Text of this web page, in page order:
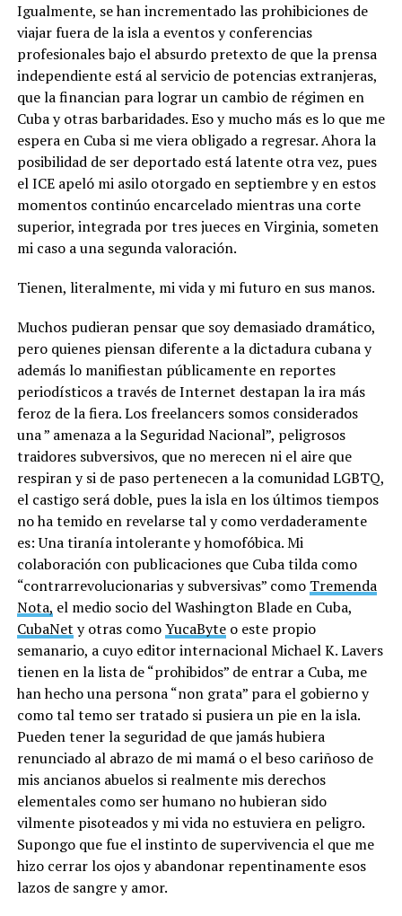
Igualmente, se han incrementado las prohibiciones de
viajar fuera de la isla a eventos y conferencias
profesionales bajo el absurdo pretexto de que la prensa
independiente está al servicio de potencias extranjeras,
que la financian para lograr un cambio de régimen en
Cuba y otras barbaridades. Eso y mucho más es lo que me
espera en Cuba si me viera obligado a regresar. Ahora la
posibilidad de ser deportado está latente otra vez, pues
el ICE apeló mi asilo otorgado en septiembre y en estos
momentos continúo encarcelado mientras una corte
superior, integrada por tres jueces en Virginia, someten
mi caso a una segunda valoración.
Tienen, literalmente, mi vida y mi futuro en sus manos.
Muchos pudieran pensar que soy demasiado dramático,
pero quienes piensan diferente a la dictadura cubana y
además lo manifiestan públicamente en reportes
periodísticos a través de Internet destapan la ira más
feroz de la fiera. Los freelancers somos considerados
una ” amenaza a la Seguridad Nacional”, peligrosos
traidores subversivos, que no merecen ni el aire que
respiran y si de paso pertenecen a la comunidad LGBTQ,
el castigo será doble, pues la isla en los últimos tiempos
no ha temido en revelarse tal y como verdaderamente
es: Una tiranía intolerante y homofóbica. Mi
colaboración con publicaciones que Cuba tilda como
“contrarrevolucionarias y subversivas” como Tremenda
Nota, el medio socio del Washington Blade en Cuba,
CubaNet y otras comoYucaByteo este propio
semanario, a cuyo editor internacional Michael K. Lavers
tienen en la lista de “prohibidos” de entrar a Cuba, me
han hecho una persona “non grata” para el gobierno y
como tal temo ser tratado si pusiera un pie en la isla.
Pueden tener la seguridad de que jamás hubiera
renunciado al abrazo de mi mamá o el beso cariñoso de
mis ancianos abuelos si realmente mis derechos
elementales como ser humano no hubieran sido
vilmente pisoteados y mi vida no estuviera en peligro.
Supongo que fue el instinto de supervivencia el que me
hizo cerrar los ojos y abandonar repentinamente esos
lazos de sangre y amor.